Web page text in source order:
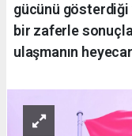
gücünü gösterdiği
bir zaferle
ulaşmanın